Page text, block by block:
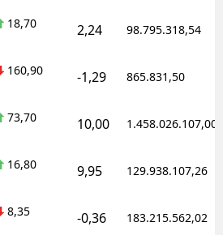
18,70 2,24 98.795.318,54
160,90 -1,29 865.831,50
73,70 10,00 1.458.026.107,00
16,80 9,95 129.938.107,26
8,35 -0,36 183.215.562,02